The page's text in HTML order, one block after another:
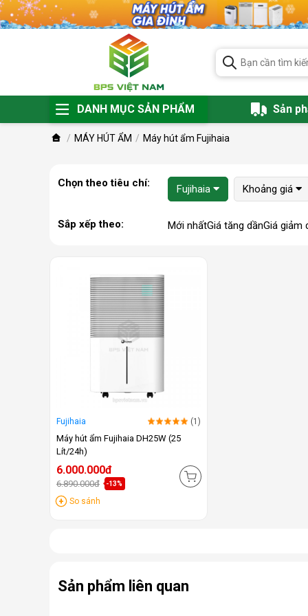
DANH MỤC SẢN PHẨM Sản
MÁY HÚT ẨM Máy hút ẩm Fujihaia
Chọn theo tiêu chí: Fujihaia Khoảng giá
Sắp xếp theo: Mới nhấtGiá tăng dầnGiá giảm
Fujihaia (1)
Máy hút ẩm Fujihaia DH25W (25
Lít/24h)
6.000.000đ
6.890.000đ -13%
So sánh
Sản phẩm liên quan